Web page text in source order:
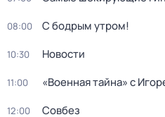
08:00 С бодрым утром!
10:30 Новости
11:00 «Военная тайна» с
12:00 Совбез